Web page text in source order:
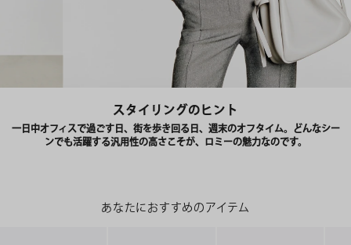
スタイリングのヒント
一日中オフィスで過ごす日、街を歩き回る日、週末のオフタイム。どんなシー
ンでも活躍する汎用性の高さこそが、ロミーの魅力なのです。
あなたにおすすめのアイテム